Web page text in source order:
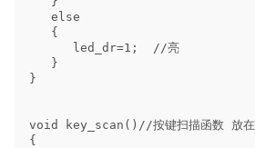
}
void key_scan()//按键扫描函数 放在
{